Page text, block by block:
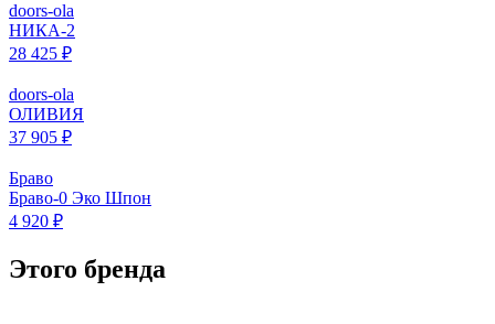
doors-ola
НИКА-2
28 425 ₽
doors-ola
ОЛИВИЯ
37 905 ₽
Браво
Браво-0 Эко Шпон
4 920 ₽
Этого бренда